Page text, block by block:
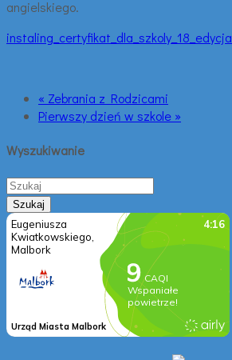
angielskiego.
instaling_certyfikat_dla_szkoly_18_edycja
« Zebrania z Rodzicami
Pierwszy dzień w szkole »
Wyszukiwanie